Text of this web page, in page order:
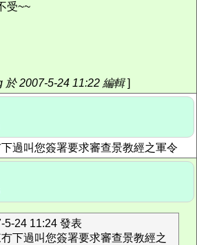
受~~
2007-5-24 11:22 編輯]
過叫您簽署要求審查景教經之軍令
5-24 11:24 發表
下過叫您簽署要求審查景教經之